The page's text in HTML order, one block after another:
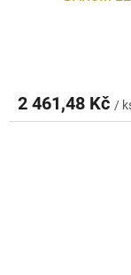
2 461,48 Kč /